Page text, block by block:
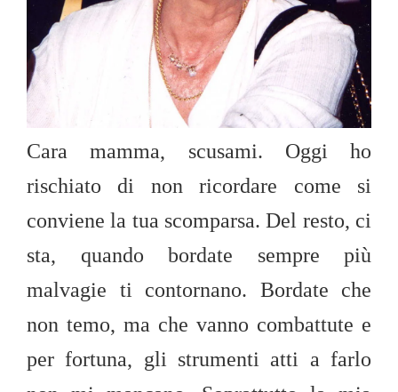
Cara mamma, scusami. Oggi ho
rischiato di non ricordare come si
conviene la tua scomparsa. Del resto, ci
sta, quando bordate sempre più
malvagie ti contornano. Bordate che
non temo, ma che vanno combattute e
per fortuna, gli strumenti atti a farlo